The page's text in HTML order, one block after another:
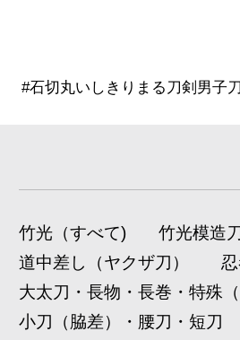
#石切丸いしきりまる刀剣男子
竹光（すべて) 竹光模造
道中差し（ヤクザ刀）
大太刀・長物・長巻・特殊（
小刀（脇差）・腰刀・短刀